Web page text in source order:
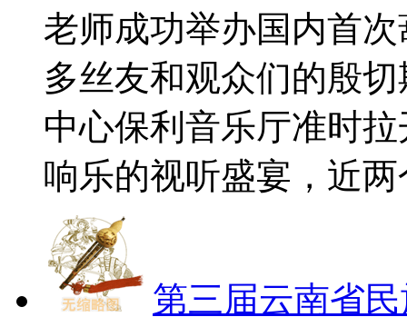
老师成功举办国内首
多丝友和观众们的殷
中心保利音乐厅准时
响乐的视听盛宴，近
第三届云南省